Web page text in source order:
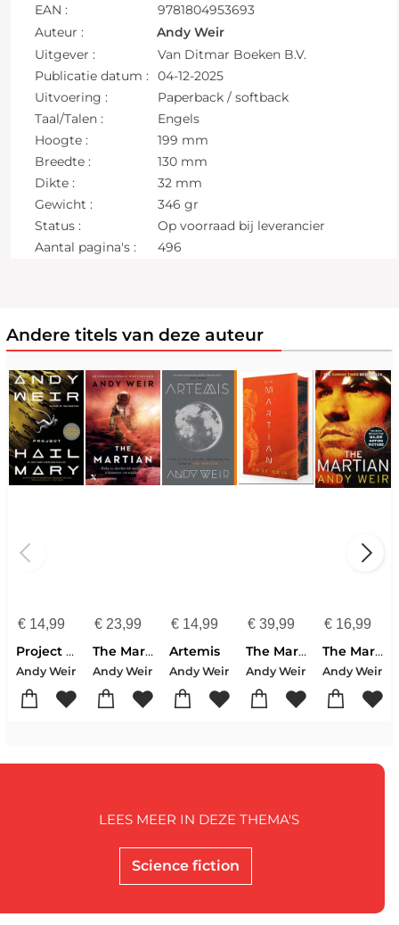
EAN :
9781804953693
Auteur :
Andy Weir
Uitgever :
Van Ditmar Boeken B.V.
Publicatie datum :
04-12-2025
Uitvoering :
Paperback / softback
Taal/Talen :
Engels
Hoogte :
199 mm
Breedte :
130 mm
Dikte :
32 mm
Gewicht :
346 gr
Status :
Op voorraad bij leverancier
Aantal pagina's :
496
Andere titels van deze auteur
€14,99
Project Hail Mary
Andy Weir
€23,99
The Martian
Andy Weir
€ 14,99
Artemis
Andy Weir
€ 39,99
The Martian
Andy Weir
€ 16,99
The Martian
Andy Weir
Science fiction
LEES MEER IN DEZE THEMA'S